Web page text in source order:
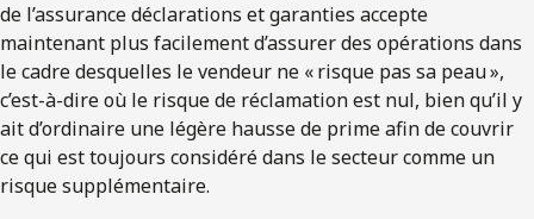
de l’assurance déclarations et garanties accepte
maintenant plus facilement d’assurer des opérations dans
le cadre desquelles le vendeur ne « risque pas sa peau »,
c’est-à-dire où le risque de réclamation est nul, bien qu’il y
ait d’ordinaire une légère hausse de prime afin de couvrir
ce qui est toujours considéré dans le secteur comme un
risque supplémentaire.